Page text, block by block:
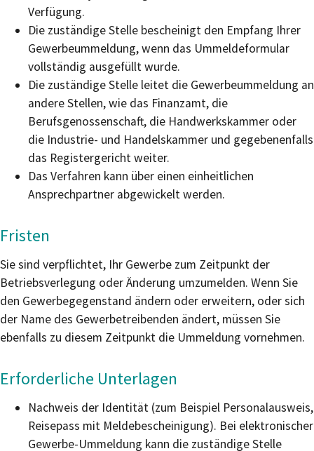
Verfügung.
Die zuständige Stelle bescheinigt den Empfang Ihrer
Gewerbeummeldung, wenn das Ummeldeformular
vollständig ausgefüllt wurde.
Die zuständige Stelle leitet die Gewerbeummeldung an
andere Stellen, wie das Finanzamt, die
Berufsgenossenschaft, die Handwerkskammer oder
die Industrie- und Handelskammer und gegebenenfalls
das Registergericht weiter.
Das Verfahren kann über einen einheitlichen
Ansprechpartner abgewickelt werden.
Fristen
Sie sind verpflichtet, Ihr Gewerbe zum Zeitpunkt der
Betriebsverlegung oder Änderung umzumelden. Wenn Sie
den Gewerbegegenstand ändern oder erweitern, oder sich
der Name des Gewerbetreibenden ändert, müssen Sie
ebenfalls zu diesem Zeitpunkt die Ummeldung vornehmen.
Erforderliche Unterlagen
Nachweis der Identität (zum Beispiel Personalausweis,
Reisepass mit Meldebescheinigung). Bei elektronischer
Gewerbe-Ummeldung kann die zuständige Stelle